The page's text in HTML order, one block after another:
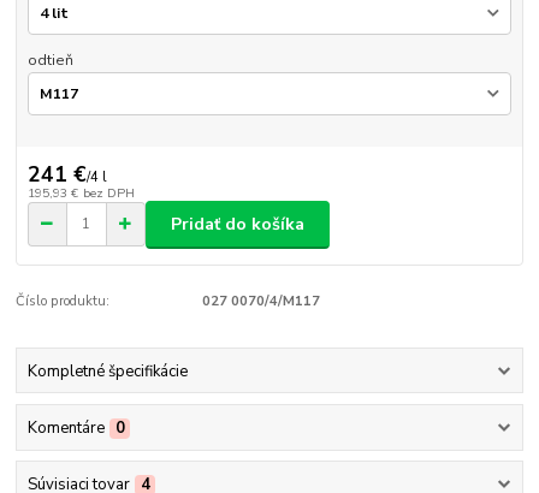
odtieň
241 €/4 l
195,93 € bez DPH
Pridať do košíka
Číslo produktu: 027 0070/4/M117
Kompletné špecifikácie
Komentáre 0
Súvisiaci tovar 4